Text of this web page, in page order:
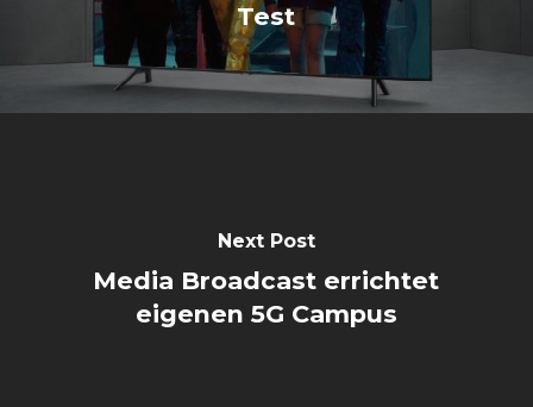
Test
Next Post
Media Broadcast errichtet
eigenen 5G Campus